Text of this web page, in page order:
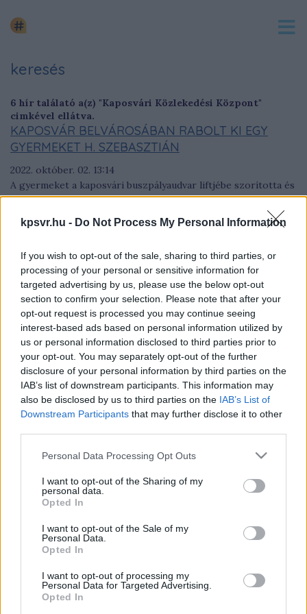
kpsvr.hu - Do Not Process My Personal Information
If you wish to opt-out of the sale, sharing to third parties, or
processing of your personal or sensitive information for
targeted advertising by us, please use the below opt-out
section to confirm your selection. Please note that after your
opt-out request is processed you may continue seeing
interest-based ads based on personal information utilized by
us or personal information disclosed to third parties prior to
your opt-out. You may separately opt-out of the further
disclosure of your personal information by third parties on the
IAB’s list of downstream participants. This information may
also be disclosed by us to third parties on the IAB’s List of
Downstream Participants that may further disclose it to other
Please note that this website/app uses one or more Google
not limited to your visit or usage behaviour. You may click to
grant or deny consent to Google and its third-party tags to
use your data for below specified purposes in below Google
consent section.
Personal Data Processing Opt Outs
I want to opt-out of the Sharing of my
personal data.
Opted In
I want to opt-out of the Sale of my
Personal Data.
Opted In
I want to opt-out of processing my
Personal Data for Targeted Advertising.
Opted In
keresés
6 hír találató a(z) "Kaposvári Közlekedési Központ"
cimkével ellátva.
KAPOSVÁR BELVÁROSÁBAN RABOLT KI EGY
GYERMEKET H. SZEBASZTIÁN
2022. október. 02. 13:14
A gyermeket a kaposvári buszpályaudvar liftjébe szorította és
elvette a pénzét.
KÉSVE INDULT A BUSZ, RÁTÁMADOTT A
VIDEÓVAL
2022. június. 03. 09:16
Az esetet a Kaposvári Közlekedési Központ biztonsági
kamerája rögzítette. Szerinte azért nem indultak el időben,
mert a buszvezető a kollégájával beszélgetett.
SZITA KÁROLY SZERINT MEGÉRTE A
CSAPADÉKVÍZ-ELVEZETŐ RENDSZER TÖBB
SZÁZMILLIÓS FEJLESZTÉSE - NEM ÚGY TŰNIK
2022. május. 30. 10:49
Szita Károly elismerte, hogy a szerdai vihar során voltak olyan
utcák, ahol állt a víz, de ha nem költ a város több százmilliót a
keletkezik. Valójában viszont mindegy mekkora a vihar, az
állomás környékén szinte mindig árvíz van.
"NEM LESZ TÖBB ÁRVÍZ AZ ÁLLOMÁS
TUDTÁK, HOGY NEM LESZ MEGOLDVA A
HELYZET
2022. május. 26. 15:58
2018. május 11-én Szita Károly boldogan jelentette be: azért
építenek a meglévő három csatorna mellé egy negyediket is a